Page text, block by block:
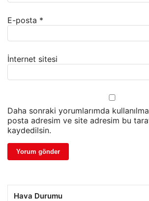
E-posta *
İnternet sitesi
Daha sonraki yorumlarımda
posta adresim ve site adresim bu
kaydedilsin.
Hava Durumu